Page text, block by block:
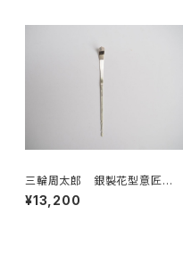
三輪周太郎 銀製花型意匠茶
杓 6
¥13,200